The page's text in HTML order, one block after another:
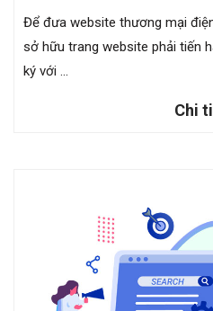
Để đưa website thương mại
sở hữu trang website phải tiến
ký với ...
Chi